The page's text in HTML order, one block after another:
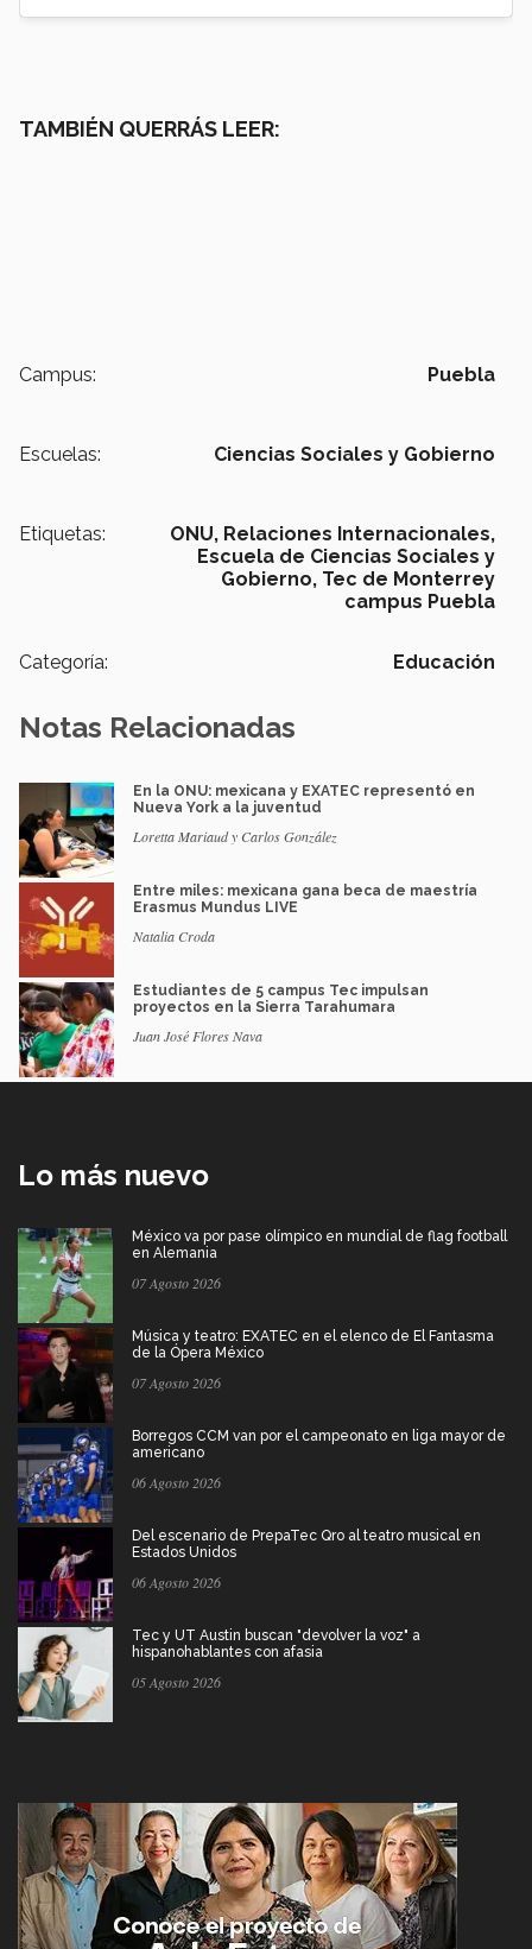
TAMBIÉN QUERRÁS LEER:
Campus: Puebla
Escuelas: Ciencias Sociales y Gobierno
Etiquetas: ONU, Relaciones Internacionales,
Escuela de Ciencias Sociales y
Gobierno, Tec de Monterrey
campus Puebla
Categoría: Educación
Notas Relacionadas
En la ONU: mexicana y EXATEC representó en
Nueva York a la juventud
Loretta Mariaud y Carlos González
Entre miles: mexicana gana beca de maestría
Erasmus Mundus LIVE
Natalia Croda
Estudiantes de 5 campus Tec impulsan
proyectos en la Sierra Tarahumara
Juan José Flores Nava
Lo más nuevo
México va por pase olímpico en mundial de flag football
en Alemania
07 Agosto 2026
Música y teatro: EXATEC en el elenco de El Fantasma
de la Ópera México
07 Agosto 2026
Borregos CCM van por el campeonato en liga mayor de
americano
06 Agosto 2026
Del escenario de PrepaTec Qro al teatro musical en
Estados Unidos
06 Agosto 2026
Tec y UT Austin buscan "devolver la voz" a
hispanohablantes con afasia
05 Agosto 2026